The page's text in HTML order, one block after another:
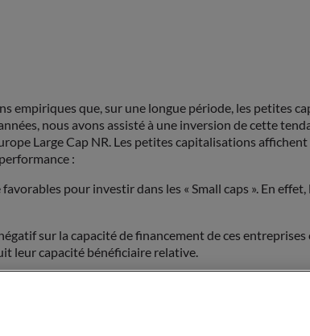
empiriques que, sur une longue période, les petites
nous avons assisté à une inversion de cette
Large Cap NR. Les petites capitalisations
:
pour investir dans les « Small caps ». En
sur la capacité de financement de ces
leur capacité bénéficiaire relative.
à la liquidité. Or, les banques centrales sont
les actions de petites capitalisations amplifient les
an après la baisse provoquée par la crise des «
COVID-19. Notre propos n’est pas de dire qu’en